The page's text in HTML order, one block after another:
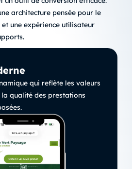
architecture pensée pour le
une expérience utilisateur
qui reflète les valeurs
la qualité des prestations